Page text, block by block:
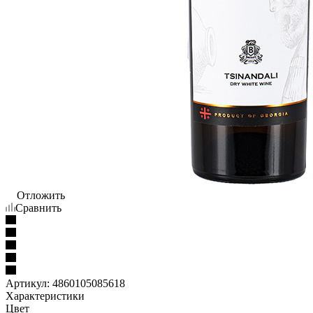
Отложить
Сравнить
Артикул: 4860105085618
Характеристики
Цвет